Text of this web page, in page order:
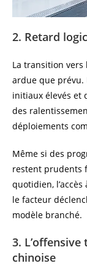
2. Retard
La transition vers
ardue que prévu.
initiaux élevés et
des
déploiements
Même si des
restent prudents
quotidien,
le facteur
modèle branché.
3.
chinoise